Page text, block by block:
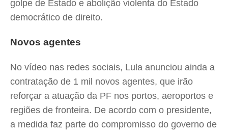
golpe de Estado e abolição violenta do Estado
democrático de direito.
Novos agentes
No vídeo nas redes sociais, Lula anunciou ainda a
contratação de 1 mil novos agentes, que irão
reforçar a atuação da PF nos portos, aeroportos e
regiões de fronteira. De acordo com o presidente,
a medida faz parte do compromisso do governo de